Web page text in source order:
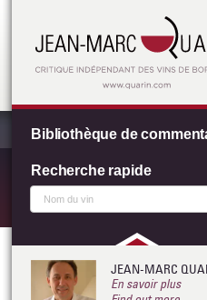
Bibliothèque de
Recherche rapide
JEAN-MARC
En savoir plus